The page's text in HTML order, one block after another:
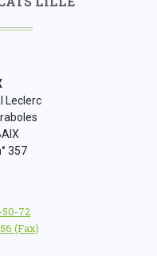
Leclerc
357
72
(Fax)